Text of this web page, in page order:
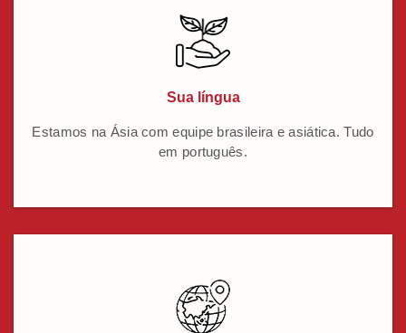
Sua língua
Estamos na Ásia com equipe brasileira e asiática. Tudo
em português.